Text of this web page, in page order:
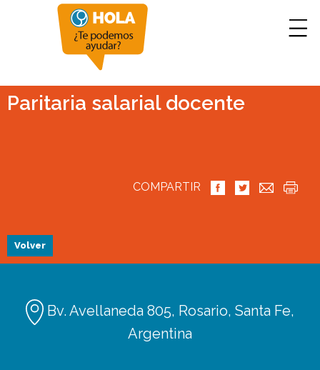
Paritaria salarial docente
COMPARTIR
Volver
Bv. Avellaneda 805, Rosario, Santa Fe,
Argentina